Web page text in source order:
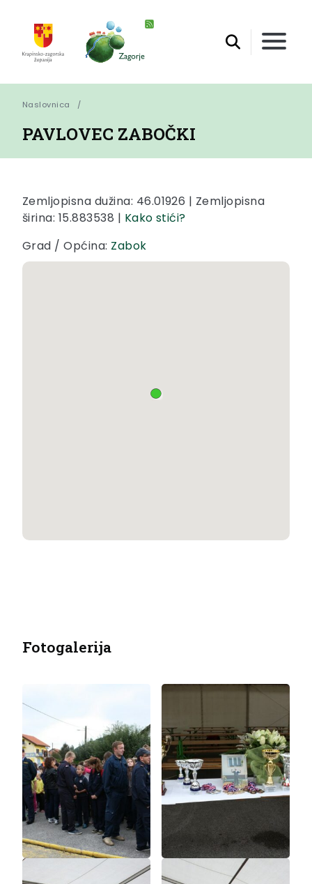
Naslovnica
PAVLOVEC ZABOČKI
Zemljopisna dužina: 46.01926 | Zemljopisna
širina: 15.883538 | Kako stići?
Grad / Općina: Zabok
Fotogalerija